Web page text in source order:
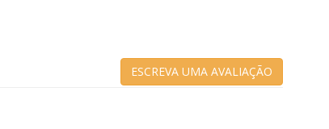
ESCREVA UMA AVALIAÇÃO